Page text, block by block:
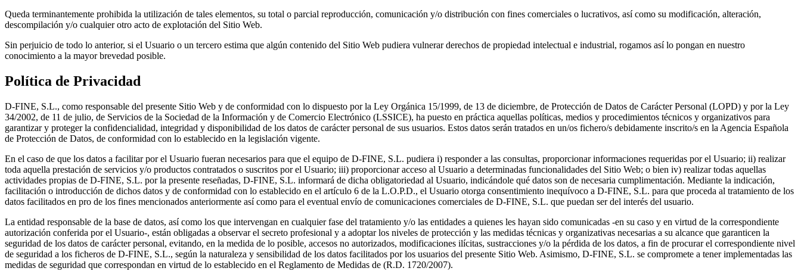
Queda terminantemente prohibida la utilización de tales elementos, su total o parcial reproducción, comunicación y/o distribución con fines comerciales o lucrativos, así como su modificación, alteración,
descompilación y/o cualquier otro acto de explotación del Sitio Web.
Sin perjuicio de todo lo anterior, si el Usuario o un tercero estima que algún contenido del Sitio Web pudiera vulnerar derechos de propiedad intelectual e industrial, rogamos así lo pongan en nuestro
conocimiento a la mayor brevedad posible.
Política de Privacidad
D-FINE, S.L., como responsable del presente Sitio Web y de conformidad con lo dispuesto por la Ley Orgánica 15/1999, de 13 de diciembre, de Protección de Datos de Carácter Personal (LOPD) y por la Ley
34/2002, de 11 de julio, de Servicios de la Sociedad de la Información y de Comercio Electrónico (LSSICE), ha puesto en práctica aquellas políticas, medios y procedimientos técnicos y organizativos para
garantizar y proteger la confidencialidad, integridad y disponibilidad de los datos de carácter personal de sus usuarios. Estos datos serán tratados en un/os fichero/s debidamente inscrito/s en la Agencia Española
de Protección de Datos, de conformidad con lo establecido en la legislación vigente.
En el caso de que los datos a facilitar por el Usuario fueran necesarios para que el equipo de D-FINE, S.L. pudiera i) responder a las consultas, proporcionar informaciones requeridas por el Usuario; ii) realizar
toda aquella prestación de servicios y/o productos contratados o suscritos por el Usuario; iii) proporcionar acceso al Usuario a determinadas funcionalidades del Sitio Web; o bien iv) realizar todas aquellas
actividades propias de D-FINE, S.L. por la presente reseñadas, D-FINE, S.L. informará de dicha obligatoriedad al Usuario, indicándole qué datos son de necesaria cumplimentación. Mediante la indicación,
facilitación o introducción de dichos datos y de conformidad con lo establecido en el artículo 6 de la L.O.P.D., el Usuario otorga consentimiento inequívoco a D-FINE, S.L. para que proceda al tratamiento de los
datos facilitados en pro de los fines mencionados anteriormente así como para el eventual envío de comunicaciones comerciales de D-FINE, S.L. que puedan ser del interés del usuario.
La entidad responsable de la base de datos, así como los que intervengan en cualquier fase del tratamiento y/o las entidades a quienes les hayan sido comunicadas -en su caso y en virtud de la correspondiente
autorización conferida por el Usuario-, están obligadas a observar el secreto profesional y a adoptar los niveles de protección y las medidas técnicas y organizativas necesarias a su alcance que garanticen la
seguridad de los datos de carácter personal, evitando, en la medida de lo posible, accesos no autorizados, modificaciones ilícitas, sustracciones y/o la pérdida de los datos, a fin de procurar el correspondiente nivel
de seguridad a los ficheros de D-FINE, S.L., según la naturaleza y sensibilidad de los datos facilitados por los usuarios del presente Sitio Web. Asimismo, D-FINE, S.L. se compromete a tener implementadas las
medidas de seguridad que correspondan en virtud de lo establecido en el Reglamento de Medidas de (R.D. 1720/2007).